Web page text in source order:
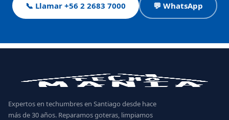
📞 Llamar +56 2 2683 7000 💬 WhatsApp
Expertos en techumbres en Santiago desde hace
más de 30 años. Reparamos goteras, limpiamos